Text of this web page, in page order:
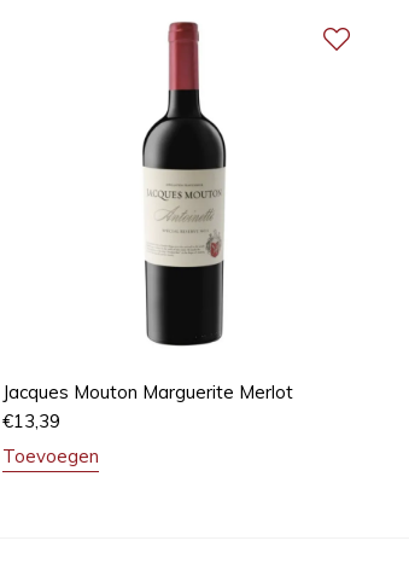
Jacques Mouton Marguerite Merlot
€13,39
Toevoegen